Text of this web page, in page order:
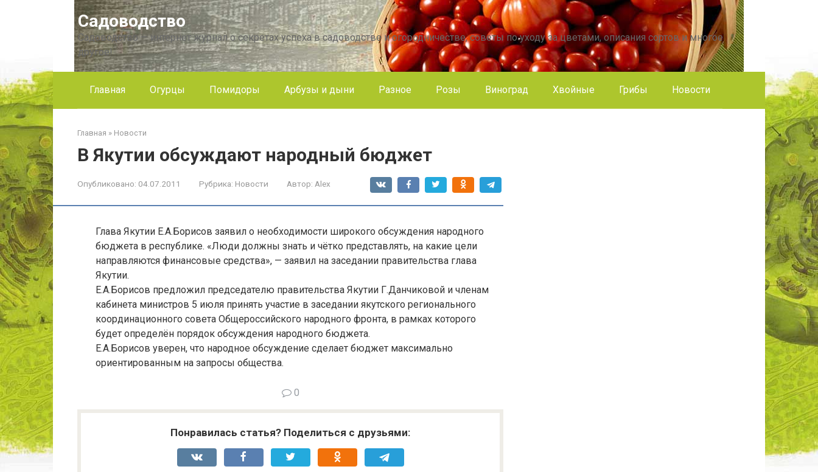
Садоводство
Садоводство — интернет журнал о секретах успеха в садоводстве и огородничестве, советы по уходу за цветами, описания сортов и многое
другое!
Главная Огурцы Помидоры Арбузы и дыни Разное Розы Виноград Хвойные Грибы Новости
Главная » Новости
В Якутии обсуждают народный бюджет
Опубликовано: 04.07.2011 Рубрика: Новости Автор: Alex
Глава Якутии Е.А.Борисов заявил о необходимости широкого обсуждения народного
бюджета в республике. «Люди должны знать и чётко представлять, на какие цели
направляются финансовые средства», — заявил на заседании правительства глава
Якутии.
Е.А.Борисов предложил председателю правительства Якутии Г.Данчиковой и членам
кабинета министров 5 июля принять участие в заседании якутского регионального
координационного совета Общероссийского народного фронта, в рамках которого
будет определён порядок обсуждения народного бюджета.
Е.А.Борисов уверен, что народное обсуждение сделает бюджет максимально
ориентированным на запросы общества.
0
Понравилась статья? Поделиться с друзьями: